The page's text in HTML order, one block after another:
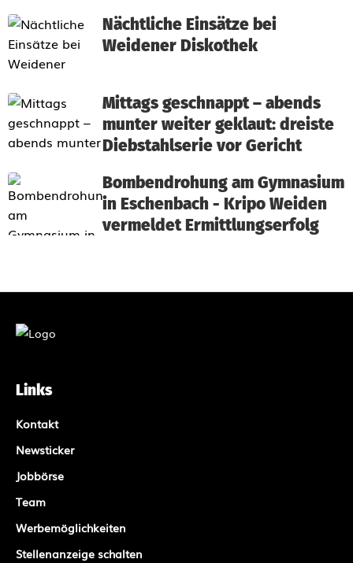
Nächtliche Einsätze bei
Weidener Diskothek
Mittags geschnappt – abends
munter weiter geklaut: dreiste
Diebstahlserie vor Gericht
Bombendrohung am Gymnasium
in Eschenbach - Kripo Weiden
vermeldet Ermittlungserfolg
Links
Kontakt
Newsticker
Jobbörse
Team
Werbemöglichkeiten
Stellenanzeige schalten